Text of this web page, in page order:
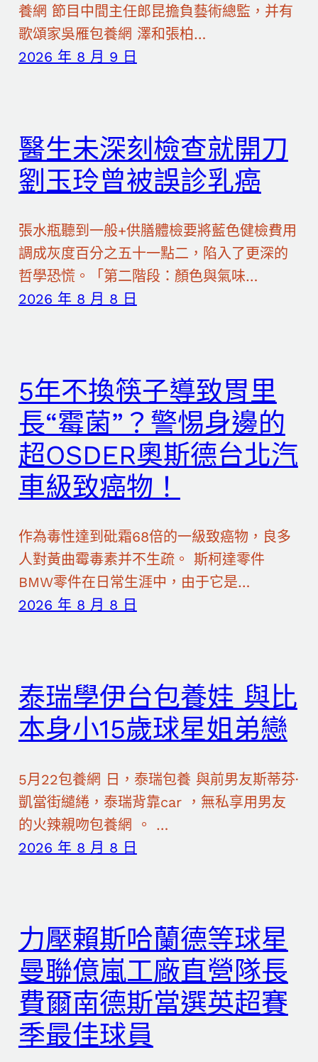
養網 節目中間主任郎昆擔負藝術總監，并有
歌頌家吳雁包養網 澤和張柏…
2026 年 8 月 9 日
醫生未深刻檢查就開刀
劉玉玲曾被誤診乳癌
張水瓶聽到一般+供膳體檢要將藍色健檢費用
調成灰度百分之五十一點二，陷入了更深的
哲學恐慌。「第二階段：顏色與氣味…
2026 年 8 月 8 日
5年不換筷子導致胃里
長“霉菌”？警惕身邊的
超OSDER奧斯德台北汽
車級致癌物！
作為毒性達到砒霜68倍的一級致癌物，良多
人對黃曲霉毒素并不生疏。 斯柯達零件
BMW零件在日常生涯中，由于它是…
2026 年 8 月 8 日
泰瑞學伊台包養娃 與比
本身小15歲球星姐弟戀
5月22包養網 日，泰瑞包養 與前男友斯蒂芬·
凱當街繾綣，泰瑞背靠car ，無私享用男友
的火辣親吻包養網 。 …
2026 年 8 月 8 日
力壓賴斯哈蘭德等球星
曼聯億嵐工廠直營隊長
費爾南德斯當選英超賽
季最佳球員